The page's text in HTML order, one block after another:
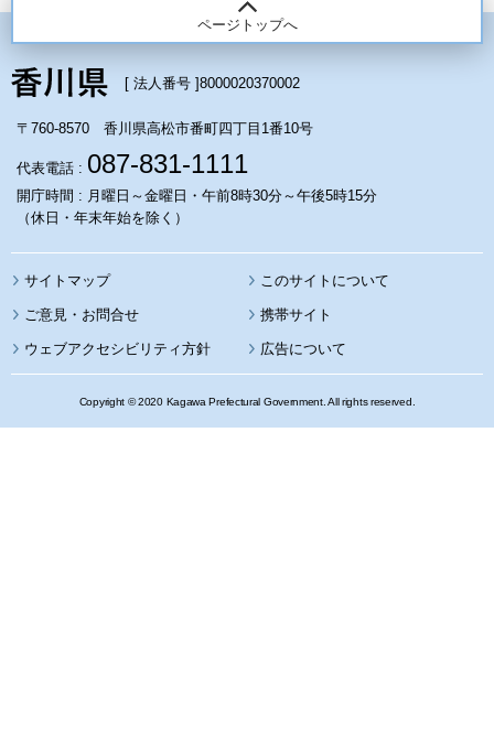
ページトップへ
[ 法人番号 ]8000020370002
〒760-8570 香川県高松市番町四丁目1番10号
代表電話 : 087-831-1111
開庁時間 : 月曜日～金曜日・午前8時30分～午後5時15分
（休日・年末年始を除く）
サイトマップ このサイトについて
携帯サイト
ウェブアクセシビリティ方針 広告について
Copyright © 2020 Kagawa Prefectural Government. All rights reserved.